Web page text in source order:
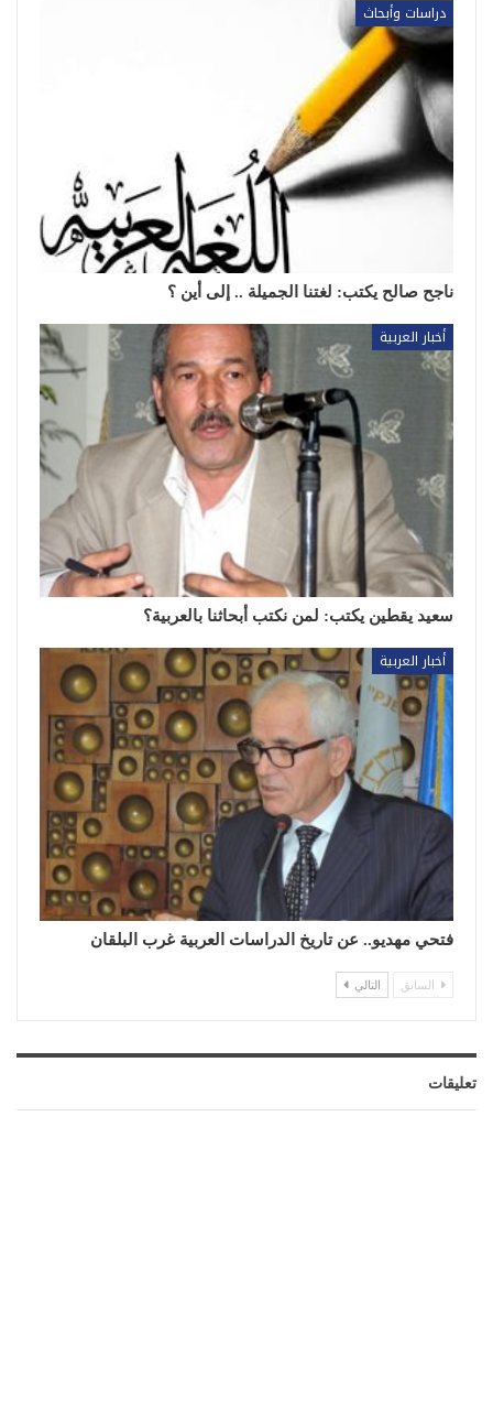
دراسات وأبحاث
ناجح صالح يكتب: لغتنا الجميلة .. إلى أين ؟
أخبار العربية
سعيد يقطين يكتب: لمن نكتب أبحاثنا بالعربية؟
أخبار العربية
فتحي مهديو.. عن تاريخ الدراسات العربية غرب البلقان
السابق التالي
تعليقات